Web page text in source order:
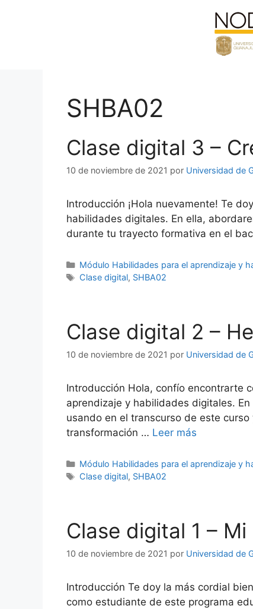
SHBA02
Clase digital 3 –
10 de noviembre de 2021 por Universidad de
Introducción ¡Hola nuevamente! Te
habilidades digitales. En ella,
durante tu trayecto formativa en el
Categorías
Módulo Habilidades para el aprendizaje y
Etiquetas
Clase digital, SHBA02
Clase digital 2 –
10 de noviembre de 2021 por Universidad de
Introducción Hola, confío encontrarte
aprendizaje y habilidades digitales.
usando en el transcurso de este
transformación … Leer más
Categorías
Módulo Habilidades para el aprendizaje y
Etiquetas
Clase digital, SHBA02
Clase digital 1 –
10 de noviembre de 2021 por Universidad de
Introducción Te doy la más cordial
como estudiante de este programa